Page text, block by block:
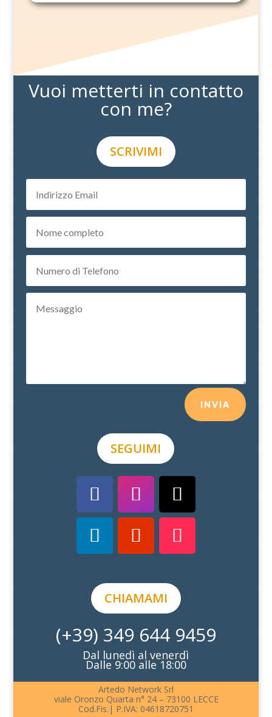
Vuoi metterti in contatto
con me?
SCRIVIMI
INVIA
SEGUIMI
CHIAMAMI
(+39) 349 644 9459
Dal lunedì al venerdì
Dalle 9:00 alle 18:00
Artedo Network Srl
viale Oronzo Quarta n° 24 – 73100 LECCE
Cod.Fis.| P.IVA: 04618720751